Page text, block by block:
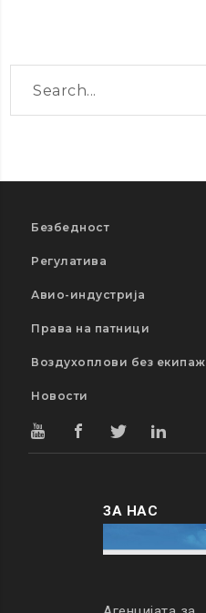
Безбедност
Регулатива
Авио-индустрија
Права на патници
Воздухоплови без екипаж
Новости
ЗА НАС